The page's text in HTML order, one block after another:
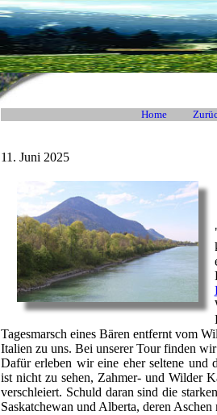
Home
11. Juni 2025
Tagesmarsch eines Bären entfernt vom
Italien zu uns. Bei unserer Tour finden
Dafür erleben wir eine eher seltene und
ist nicht zu sehen, Zahmer- und Wilder
verschleiert. Schuld daran sind die
Saskatchewan und Alberta, deren